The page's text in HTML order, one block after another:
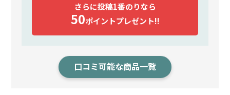
さらに投稿1番のりなら
50ポイントプレゼント!!
口コミ可能な商品一覧